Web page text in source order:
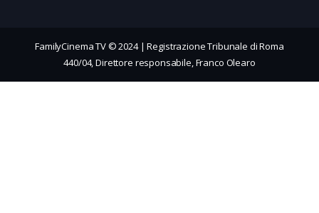
FamilyCinema TV © 2024 | Registrazione Tribunale di Roma
440/04, Direttore responsabile, Franco Olearo